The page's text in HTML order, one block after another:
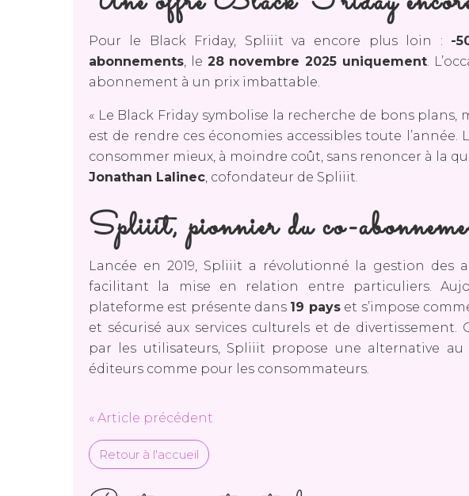
Pour le Black Friday, Spliiit va encore plus loin : -
abonnements, le 28 novembre 2025 uniquement.
abonnement à un prix imbattable.
« Le Black Friday symbolise la recherche de bons
est de rendre ces économies accessibles toute
consommer mieux, à moindre coût, sans renoncer à la
Jonathan Lalinec, cofondateur de Spliiit.
Spliiit, pionnier du co-
Lancée en 2019, Spliiit a révolutionné la gestion des
facilitant la mise en relation entre particuliers.
plateforme est présente dans 19 payset s’impose
et sécurisé aux services culturels et de divertissement.
par les utilisateurs, Spliiit propose une alternative
éditeurs comme pour les consommateurs.
« Article précédent
Retour à l'accueil